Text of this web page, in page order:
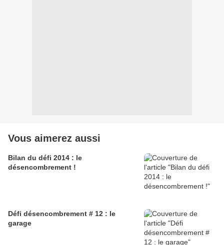
Vous aimerez aussi
Bilan du défi 2014 : le
désencombrement !
Défi désencombrement # 12 : le
garage